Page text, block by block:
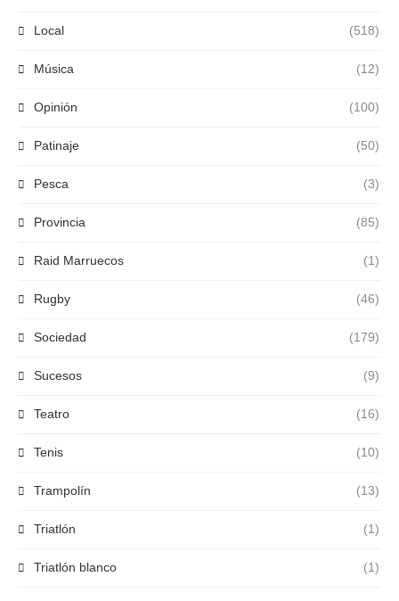
Local (518)
Música (12)
Opinión (100)
Patinaje (50)
Pesca (3)
Provincia (85)
Raid Marruecos (1)
Rugby (46)
Sociedad (179)
Sucesos (9)
Teatro (16)
Tenis (10)
Trampolín (13)
Triatlón (1)
Triatlón blanco (1)